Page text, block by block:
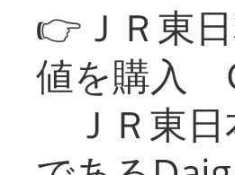
👉ＪＲ東
値を購入
ＪＲ東日